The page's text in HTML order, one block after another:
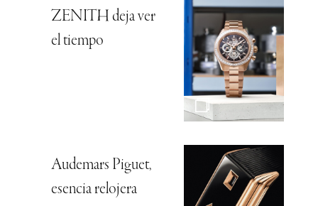
ZENITH deja ver
el tiempo
Audemars Piguet,
esencia relojera